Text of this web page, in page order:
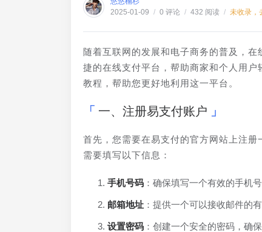
2025-01-09 / 0 评论 / 432 阅读 / 未收录，
随着互联网的发展和电子商务的普及，
捷的在线支付平台，帮助商家和个人用
教程，帮助您更好地利用这一平台。
一、注册易支付账户
首先，您需要在易支付的官方网站上注
需要填写以下信息：
手机号码 ：确保填写一个有效的手机
邮箱地址 ：提供一个可以接收邮件的
设置密码 ：创建一个安全的密码，确